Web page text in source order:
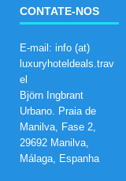
CONTATE-NOS
E-mail: info (at)
luxuryhoteldeals.trav
el
Björn Ingbrant
Urbano. Praia de
Manilva, Fase 2,
29692 Manilva,
Málaga, Espanha